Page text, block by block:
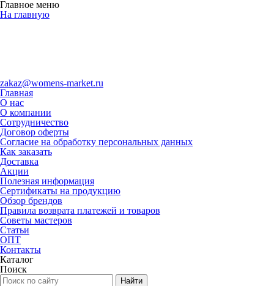
Главное меню
На главную
zakaz@womens-market.ru
Главная
О нас
О компании
Сотрудничество
Договор оферты
Согласие на обработку персональных данных
Как заказать
Доставка
Акции
Полезная информация
Сертификаты на продукцию
Обзор брендов
Правила возврата платежей и товаров
Советы мастеров
Статьи
ОПТ
Контакты
Каталог
Поиск